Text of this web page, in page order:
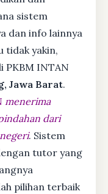
sistem
dan info lainnya
tidak yakin,
PKBM INTAN
Jawa Barat.
menerima
dari
. Sistem
tutor yang
pilihan terbaik